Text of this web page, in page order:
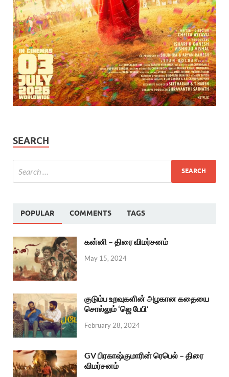
SEARCH
POPULAR COMMENTS TAGS
கன்னி – திரை விமர்சனம்
May 15, 2024
குடும்ப உறவுகளின் அழகான கதையை
சொல்லும் ‘ஜெ பேபி’
February 28, 2024
GV பிரகாஷ்குமாரின் ரெபெல் – திரை
விமர்சனம்